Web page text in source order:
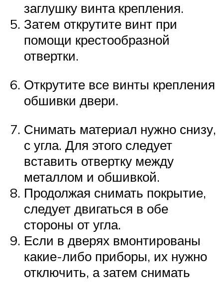
заглушку винта крепления.
Затем открутите винт при
помощи крестообразной
отвертки.
Открутите все винты крепления
обшивки двери.
Снимать материал нужно снизу,
с угла. Для этого следует
вставить отвертку между
металлом и обшивкой.
Продолжая снимать покрытие,
следует двигаться в обе
стороны от угла.
Если в дверях вмонтированы
какие-либо приборы, их нужно
отключить, а затем снимать